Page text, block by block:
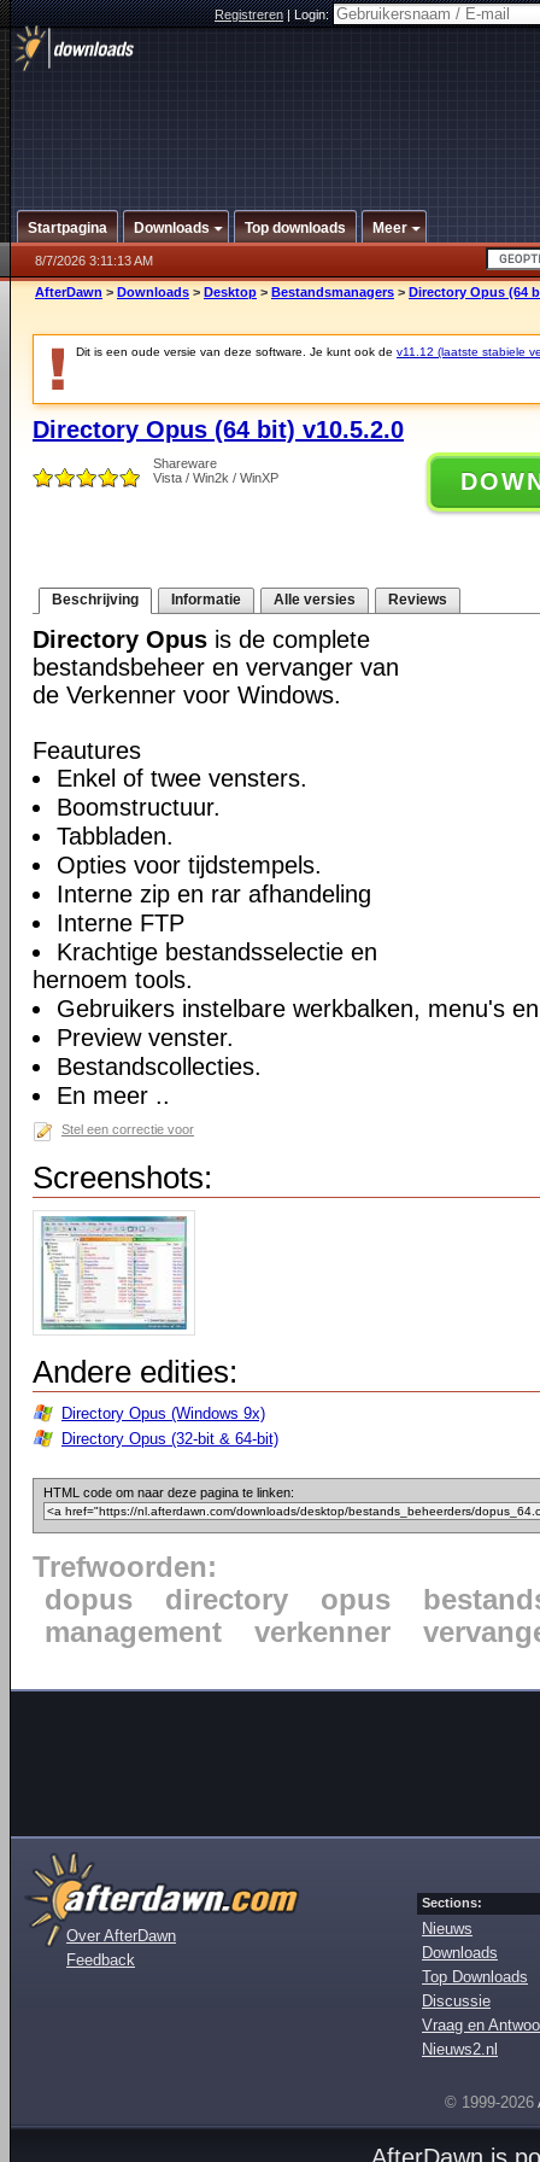
Registreren|Login:
Startpagina Downloads Top downloads Meer
8/7/2026 3:11:13 AM
AfterDawn > Downloads > Desktop > Bestandsmanagers > Directory Opus (64
Dit is een oude versie van deze software. Je kunt ook de v11.12 (laatste stabiele
Directory Opus (64 bit) v10.5.2.0
Shareware
Vista / Win2k / WinXP
Beschrijving Informatie Alle versies Reviews
Directory Opus is de complete
bestandsbeheer en vervanger van
de Verkenner voor Windows.
Feautures
Enkel of twee vensters.
Boomstructuur.
Tabbladen.
Opties voor tijdstempels.
Interne zip en rar afhandeling
Interne FTP
Krachtige bestandsselectie en
hernoem tools.
Gebruikers instelbare werkbalken, menu's
Preview venster.
Bestandscollecties.
En meer ..
Stel een correctie voor
Screenshots:
Andere edities:
Directory Opus (Windows 9x)
Directory Opus (32-bit & 64-bit)
HTML code om naar deze pagina te linken:
Trefwoorden:
dopus
directory opus
management
verkenner
Over AfterDawn
Feedback
Sections:
Nieuws
Downloads
Top Downloads
Discussie
Vraag en
Nieuws2.nl
© 1999-2026